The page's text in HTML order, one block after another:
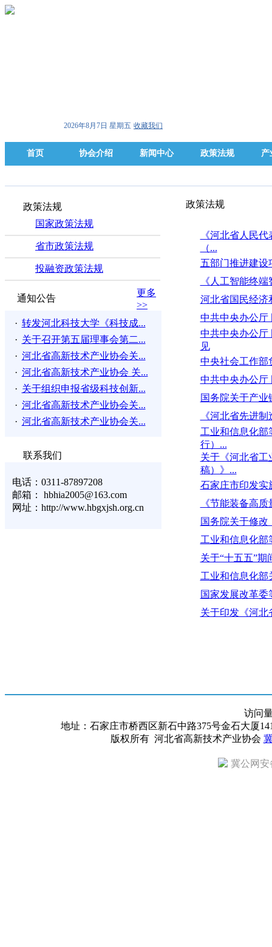
2026年8月7日 星期五 收藏我们
首页 协会介绍 新闻中心 政策法规 产
政策法规
国家政策法规
省市政策法规
投融资政策法规
通知公告
更多
>>
· 转发河北科技大学《科技成...
· 关于召开第五届理事会第二...
· 河北省高新技术产业协会关...
· 河北省高新技术产业协会 关...
· 关于组织申报省级科技创新...
· 河北省高新技术产业协会关...
· 河北省高新技术产业协会关...
联系我们
电话：0311-87897208
邮箱： hbhia2005@163.com
网址：http://www.hbgxjsh.org.cn
政策法规
《河北省人民
（...
五部门推进建设
《人工智能终
河北省国民经济
中共中央办公厅
中共中央办公厅
见
中央社会工作部
中共中央办公厅
国务院关于产
《河北省先进
工业和信息化部
行）...
关于《河北省工
稿）》...
石家庄市印发实
《节能装备高
国务院关于修
工业和信息化部
关于“十五五”
工业和信息化部
国家发展改革
关于印发《河北
访问
地址：石家庄市桥西区新石中路375号金石大厦
版权所有 河北省高新技术产业协会
冀公网安